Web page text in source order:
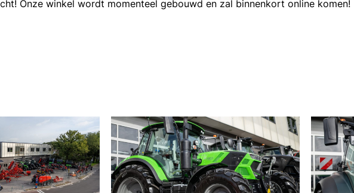
Onze winkel wordt momenteel gebouwd en zal binnenkort online komen!